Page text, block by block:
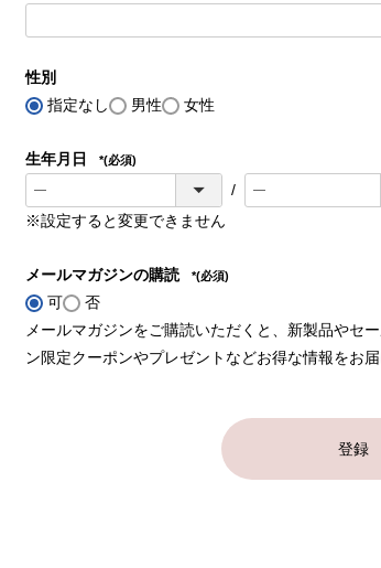
性別
指定なし
男性 女性
生年月日 (必須)
※設定すると変更できません
メールマガジンの購読 (必須)
可
否
メールマガジンをご購読いただくと、新製品やセ
ン限定クーポンやプレゼントなどお得な情報をお届
登録